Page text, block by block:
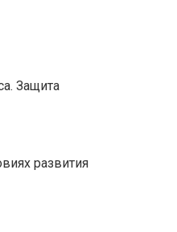
Защита
развития